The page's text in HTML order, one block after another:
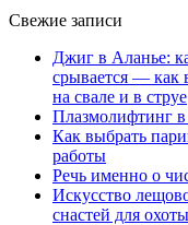
Свежие записи
Джиг в Аланье:
срывается — как
на свале и в струе
Плазмолифтинг в
Как выбрать
работы
Речь именно о
Искусство
снастей для